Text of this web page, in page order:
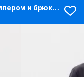
Костюм из трикотажа с джемпером и брюками со стрелками